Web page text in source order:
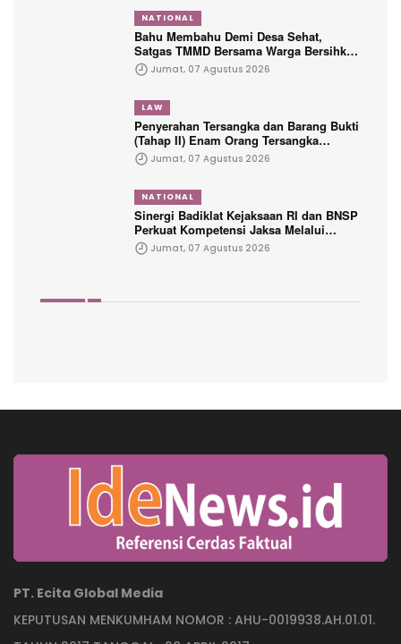
NATIONAL
Bahu Membahu Demi Desa Sehat,
Satgas TMMD Bersama Warga Bersihkan
Saluran Air
Jumat, 07 Agustus 2026
LAW
Penyerahan Tersangka dan Barang Bukti
(Tahap II) Enam Orang Tersangka
Perkara Korupsi PETRAL, PES dan ISC
Jumat, 07 Agustus 2026
NATIONAL
Sinergi Badiklat Kejaksaan RI dan BNSP
Perkuat Kompetensi Jaksa Melalui
Sertifikasi Profesional
Jumat, 07 Agustus 2026
PT. Ecita Global Media
KEPUTUSAN MENKUMHAM NOMOR : AHU-0019938.AH.01.01.